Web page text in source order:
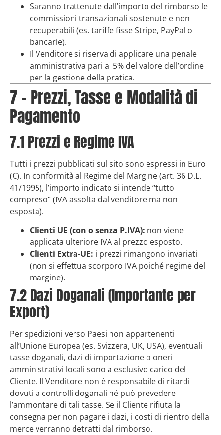
Saranno trattenute dall’importo del rimborso le
commissioni transazionali sostenute e non
recuperabili (es. tariffe fisse Stripe, PayPal o
bancarie).
Il Venditore si riserva di applicare una penale
amministrativa pari al 5% del valore dell’ordine
per la gestione della pratica.
7 – Prezzi, Tasse e Modalità di
Pagamento
7.1 Prezzi e Regime IVA
Tutti i prezzi pubblicati sul sito sono espressi in Euro
(€). In conformità al Regime del Margine (art. 36 D.L.
41/1995), l’importo indicato si intende “tutto
compreso” (IVA assolta dal venditore ma non
esposta).
Clienti UE (con o senza P.IVA): non viene
applicata ulteriore IVA al prezzo esposto.
Clienti Extra-UE: i prezzi rimangono invariati
(non si effettua scorporo IVA poiché regime del
margine).
7.2 Dazi Doganali (Importante per
Export)
Per spedizioni verso Paesi non appartenenti
all’Unione Europea (es. Svizzera, UK, USA), eventuali
tasse doganali, dazi di importazione o oneri
amministrativi locali sono a esclusivo carico del
Cliente. Il Venditore non è responsabile di ritardi
dovuti a controlli doganali né può prevedere
l’ammontare di tali tasse. Se il Cliente rifiuta la
consegna per non pagare i dazi, i costi di rientro della
merce verranno detratti dal rimborso.